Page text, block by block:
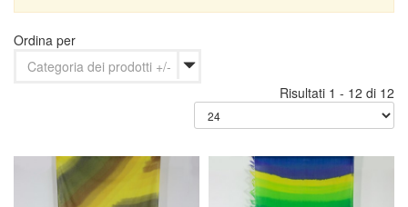
Ordina per
Categoria dei prodotti +/-
Risultati 1 - 12 di 12